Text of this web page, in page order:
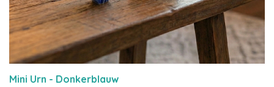
Mini Urn - Donkerblauw